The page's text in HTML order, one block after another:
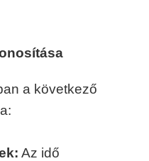
a következő
Az idő